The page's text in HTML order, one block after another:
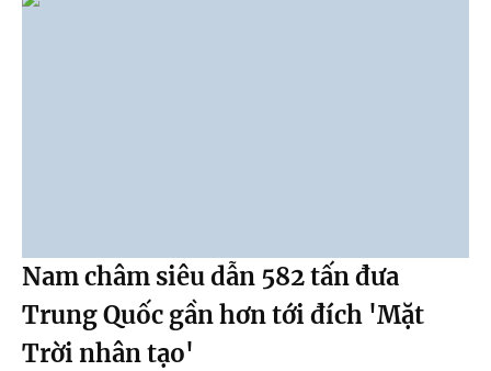
Nam châm siêu dẫn 582 tấn đưa
Trung Quốc gần hơn tới đích 'Mặt
Trời nhân tạo'